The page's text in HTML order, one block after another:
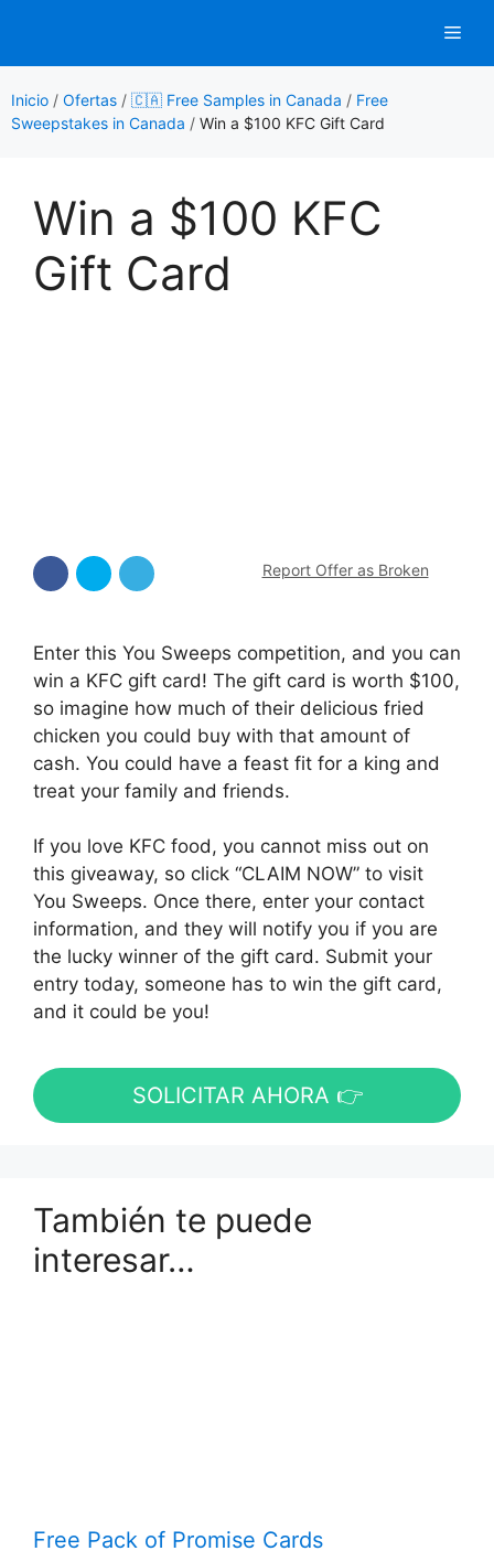
contenido
Inicio / Ofertas / 🇨🇦 Free Samples in Canada / Free
Sweepstakes in Canada / Win a $100 KFC Gift Card
Win a $100 KFC
Gift Card
Report Offer as Broken
Enter this You Sweeps competition, and you can
win a KFC gift card! The gift card is worth $100,
so imagine how much of their delicious fried
chicken you could buy with that amount of
cash. You could have a feast fit for a king and
treat your family and friends.
If you love KFC food, you cannot miss out on
this giveaway, so click “CLAIM NOW” to visit
You Sweeps. Once there, enter your contact
information, and they will notify you if you are
the lucky winner of the gift card. Submit your
entry today, someone has to win the gift card,
and it could be you!
SOLICITAR AHORA 👉
También te puede
interesar…
Free Pack of Promise Cards